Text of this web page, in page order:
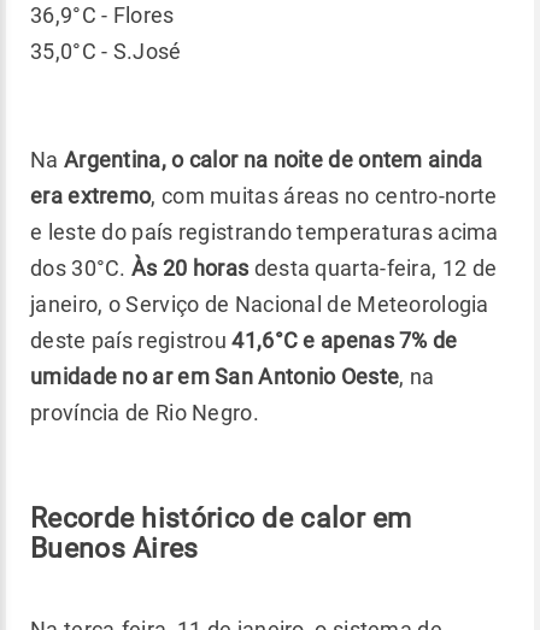
36,9°C - Flores
35,0°C - S.José
Na Argentina, o calor na noite de ontem ainda
era extremo, com muitas áreas no centro-norte
e leste do país registrando temperaturas acima
dos 30°C.Às 20 horas desta quarta-feira, 12 de
janeiro, o Serviço de Nacional de Meteorologia
deste país registrou41,6°C e apenas 7% de
umidade no ar em San Antonio Oeste, na
província de Rio Negro.
Recorde histórico de calor em
Buenos Aires